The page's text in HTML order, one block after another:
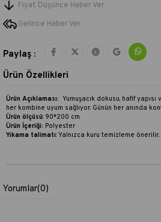
Fiyat Düşünce Haber Ver
Gelince Haber Ver
Paylaş :
Ürün Özellikleri
Ürün Açıklaması: Yumuşacık dokusu, hafif
her kombine uyum sağlıyor. Günün her anında
Ürün ölçüsü: 90*200 cm
Ürün İçeriği: Polyester
Yıkama talimatı: Yalnızca kuru temizleme önerilir.
Yorumlar(0)